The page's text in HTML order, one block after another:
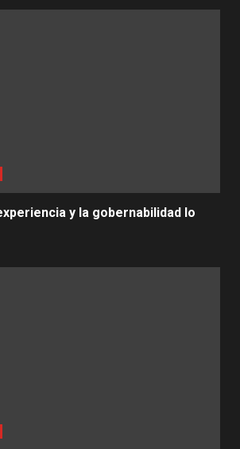
y la gobernabilidad lo